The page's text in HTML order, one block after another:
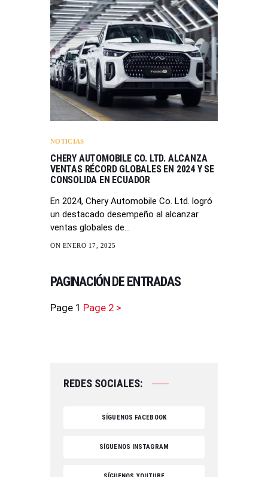
NOTICIAS
CHERY AUTOMOBILE CO. LTD. ALCANZA
VENTAS RÉCORD GLOBALES EN 2024 Y SE
CONSOLIDA EN ECUADOR
En 2024, Chery Automobile Co. Ltd. logró
un destacado desempeño al alcanzar
ventas globales de…
ON ENERO 17, 2025
PAGINACIÓN DE ENTRADAS
Page 1 Page 2 >
REDES SOCIALES:
SÍGUENOS FACEBOOK
SÍGUENOS INSTAGRAM